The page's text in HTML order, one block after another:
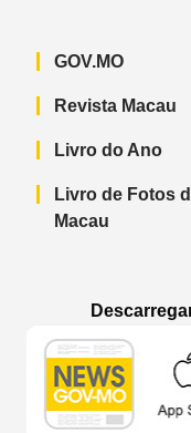
GOV.MO
Revista Macau
Livro do Ano
Livro de Fotos
Macau